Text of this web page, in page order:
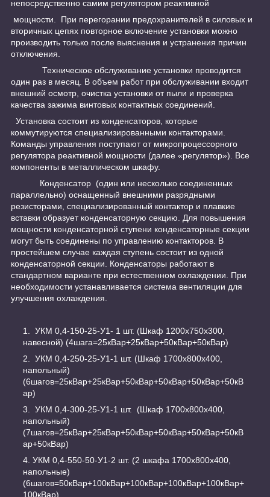
непосредственно самим регулятором реактивной
мощности. При перегорании предохранителей в силовых и
вторичных цепях повторное включение установки можно
производить только после выяснения и устранения причин
отключения.
Техническое обслуживание установки проводится
один раз в месяц. В объем работ при обслуживании входит
внешний осмотр, очистка установки от пыли и проверка
качества зажима винтовых контактных соединений.
Установка состоит из конденсаторов, которые
коммутируются специализированными контакторами.
Команды управления поступают от микропроцессорного
регулятора реактивной мощности (далее «регулятор»). Все
компоненты в металлическом шкафу.
Конденсатор (один или несколько соединенных
параллельно) оснащенный внешними разрядными
резисторами, специализированный контактор и плавкие
вставки образует конденсаторную секцию. Для повышения
мощности конденсаторной ступени конденсаторные секции
могут быть соединены по управлению контакторов. В
простейшем случае каждая ступень состоит из одной
конденсаторной секции. Конденсаторы работают в
стандартном варианте при естественном охлаждении. При
необходимости устанавливается система вентиляции для
улучшения охлаждения.
УКМ 0,4-150-25-У1- 1 шт. (Шкаф 1200х750х300,
навесной) (4шага=25кВар+25кВар+50кВар+50кВар)
УКМ 0,4-250-25-У1-1 шт. (Шкаф 1700х800х400,
напольный)
(6шагов=25кВар+25кВар+50кВар+50кВар+50кВар+50кВ
ар)
УКМ 0,4-300-25-У1-1 шт. (Шкаф 1700х800х400,
напольный)
(7шагов=25кВар+25кВар+50кВар+50кВар+50кВар+50кВ
ар+50кВар)
УКМ 0,4-550-50-У1-2 шт. (2 шкафа 1700х800х400,
напольные)
(6шагов=50кВар+100кВар+100кВар+100кВар+100кВар+
100кВар)